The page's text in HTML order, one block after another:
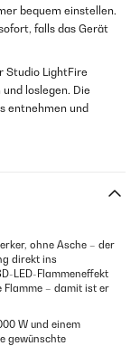
bequem einstellen.
falls das Gerät
Studio LightFire
loslegen. Die
entnehmen und
ohne Asche – der
direkt ins
LED-Flammeneffekt
Flamme – damit ist er
W und einem
gewünschte